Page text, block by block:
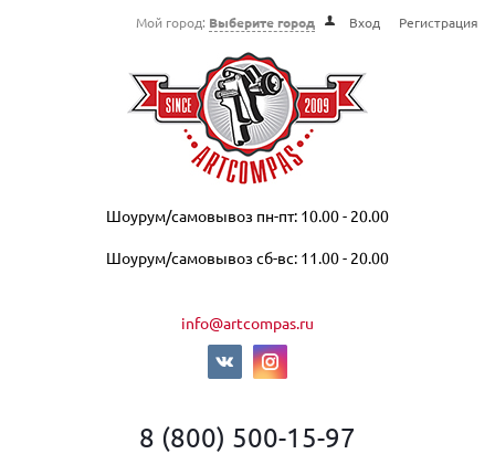
Мой город: Выберите город Вход Регистрация
Шоурум/самовывоз пн-пт: 10.00 - 20.00
Шоурум/самовывоз сб-вс: 11.00 - 20.00
info@artcompas.ru
8 (800) 500-15-97